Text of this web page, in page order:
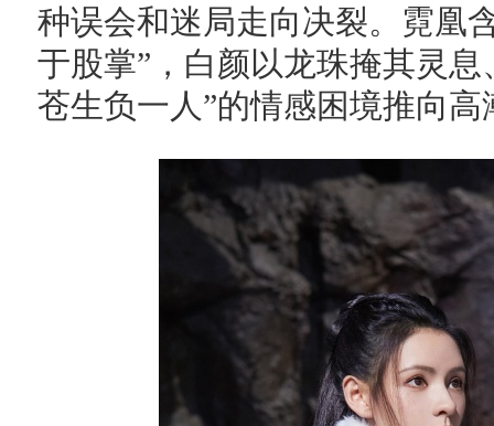
种误会和迷局走向决裂。霓凰
于股掌”，白颜以龙珠掩其灵
苍生负一人”的情感困境推向高